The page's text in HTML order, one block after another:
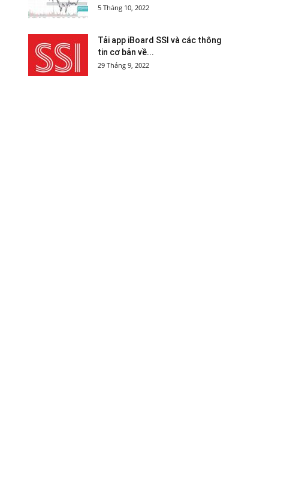
5 Tháng 10, 2022
Tải app iBoard SSI và các thông
tin cơ bản về...
29 Tháng 9, 2022